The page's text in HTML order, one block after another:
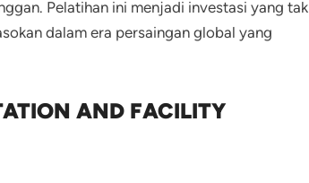
Pelatihan ini menjadi investasi yang tak
dalam era persaingan global yang
AND FACILITY